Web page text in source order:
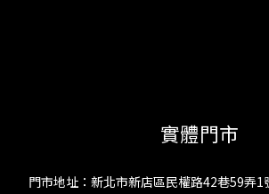
實體門市
門市地址：新北市新店區民權路42巷59弄1